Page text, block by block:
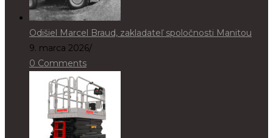
Odišiel Marcel Braud, zakladateľ spoločnosti Manitou
9. marca 2026/
0 Comments